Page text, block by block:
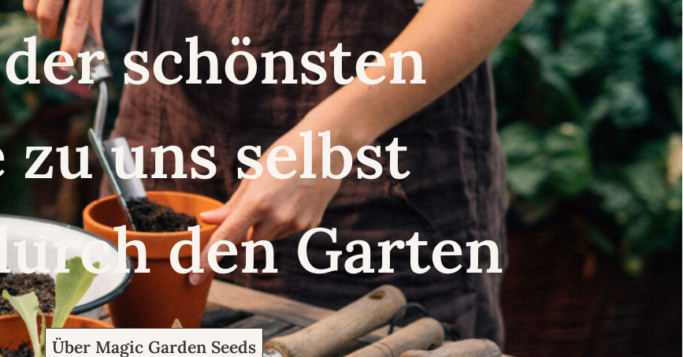
schönsten
zu uns selbst
den Garten
Über Magic Garden Seeds